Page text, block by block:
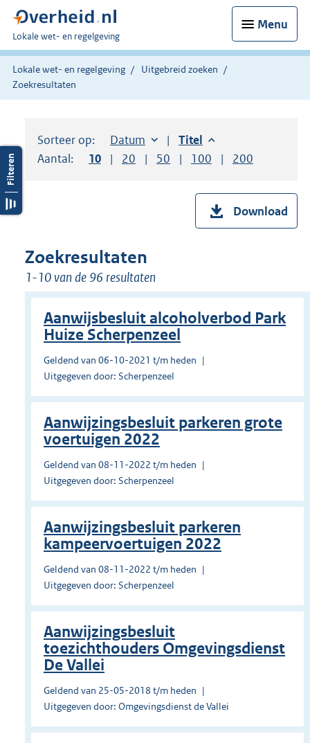
Menu
U
bent
hier:
Lokale wet- en regelgeving
Lokale wet- en regelgeving
Uitgebreid zoeken
Zoekresultaten
Sorteer op: Sorteer op:
Datum aflopendSorteer op:
Titel aflopend
Aantal:
Toon
10 resultaten per pagina
Toon
20 resultaten per pagina
Toon
50 resultaten per pagina
Toon
100 resultaten per
Toon
200
Download
Zoekresultaten
1-10 van de 96 resultaten
Aanwijsbesluit alcoholverbod Park
Huize Scherpenzeel
Geldend van 06-10-2021 t/m heden
Uitgegeven door: Scherpenzeel
Aanwijzingsbesluit parkeren grote
voertuigen 2022
Geldend van 08-11-2022 t/m heden
Uitgegeven door: Scherpenzeel
Aanwijzingsbesluit parkeren
kampeervoertuigen 2022
Geldend van 08-11-2022 t/m heden
Uitgegeven door: Scherpenzeel
Aanwijzingsbesluit
toezichthouders Omgevingsdienst
De Vallei
Geldend van 25-05-2018 t/m heden
Uitgegeven door: Omgevingsdienst de Vallei